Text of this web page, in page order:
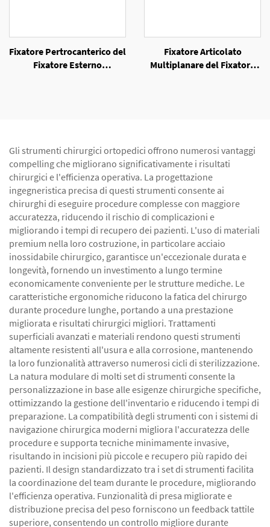
Fixatore Pertrocanterico del
Fixatore Esterno
Fixatore Articolato
Multiplanare del Fixatore
Gli strumenti chirurgici ortopedici offrono numerosi vantaggi
compelling che migliorano significativamente i risultati
chirurgici e l'efficienza operativa. La progettazione
ingegneristica precisa di questi strumenti consente ai
chirurghi di eseguire procedure complesse con maggiore
accuratezza, riducendo il rischio di complicazioni e
migliorando i tempi di recupero dei pazienti. L'uso di materiali
premium nella loro costruzione, in particolare acciaio
inossidabile chirurgico, garantisce un'eccezionale durata e
longevità, fornendo un investimento a lungo termine
economicamente conveniente per le strutture mediche. Le
caratteristiche ergonomiche riducono la fatica del chirurgo
durante procedure lunghe, portando a una prestazione
migliorata e risultati chirurgici migliori. Trattamenti
superficiali avanzati e materiali rendono questi strumenti
altamente resistenti all'usura e alla corrosione, mantenendo
la loro funzionalità attraverso numerosi cicli di sterilizzazione.
La natura modulare di molti set di strumenti consente la
personalizzazione in base alle esigenze chirurgiche specifiche,
ottimizzando la gestione dell'inventario e riducendo i tempi di
preparazione. La compatibilità degli strumenti con i sistemi di
navigazione chirurgica moderni migliora l'accuratezza delle
procedure e supporta tecniche minimamente invasive,
risultando in incisioni più piccole e recupero più rapido dei
pazienti. Il design standardizzato tra i set di strumenti facilita
la coordinazione del team durante le procedure, migliorando
l'efficienza operativa. Funzionalità di presa migliorate e
distribuzione precisa del peso forniscono un feedback tattile
superiore, consentendo un controllo migliore durante